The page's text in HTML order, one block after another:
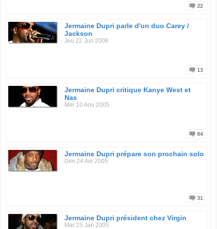
22
Jermaine Dupri parle d'un duo Carey /
Jackson
Jeu 22 Jun 2006
13
Jermaine Dupri critique Kanye West et
Nas
Mer 10 Aou 2005
84
Jermaine Dupri prépare son prochain solo
Dim 24 Avr 2005
31
Jermaine Dupri président chez Virgin
Mar 25 Jan 2005